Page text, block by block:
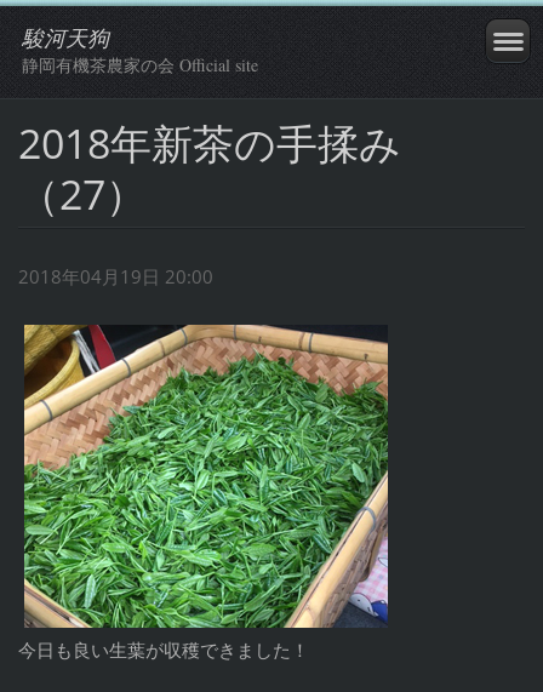
駿河天狗
静岡有機茶農家の会 Official site
2018年新茶の手揉み
（27）
2018年04月19日 20:00
今日も良い生葉が収穫できました！